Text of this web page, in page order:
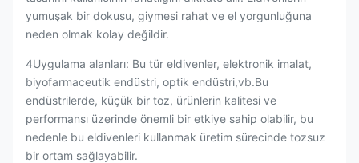
yumuşak bir dokusu, giymesi rahat ve el yorgunluğuna
neden olmak kolay değildir.
4Uygulama alanları: Bu tür eldivenler, elektronik imalat,
biyofarmaceutik endüstri, optik endüstri,vb.Bu
endüstrilerde, küçük bir toz, ürünlerin kalitesi ve
performansı üzerinde önemli bir etkiye sahip olabilir, bu
nedenle bu eldivenleri kullanmak üretim sürecinde tozsuz
bir ortam sağlayabilir.